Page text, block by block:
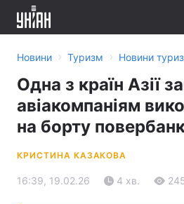
Новини › Туризм › Новини
Одна з країн Азії
авіакомпаніям
на борту
КРИСТИНА КАЗАКОВА
16:39, 19.02.26 4 хв.